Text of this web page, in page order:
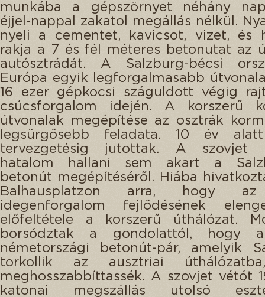
munkába a gépszörnyet néhány
éjjel-nappal zakatol megállás nélkül.
nyeli a cementet, kavicsot, vizet, és
rakja a 7 és fél méteres betonutat az
autósztrádát. A Salzburg-bécsi
Európa egyik legforgalmasabb
16 ezer gépkocsi száguldott végig
csúcsforgalom idején. A korszerű
útvonalak megépítése az osztrák
legsürgősebb feladata. 10 év
tervezgetésig jutottak. A szovjet
hatalom hallani sem akart a
betonút megépítéséről. Hiába
Balhausplatzon arra, hogy az
idegenforgalom fejlődésének
előfeltétele a korszerű úthálózat.
borsództak a gondolattól, hogy
németországi betonút-pár, amelyik
torkollik az ausztriai
meghosszabbíttassék. A szovjet vétót
katonai megszállás utolsó